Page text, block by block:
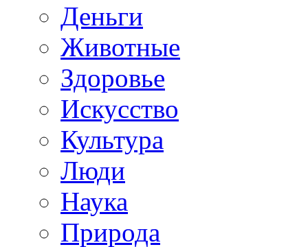
Деньги
Животные
Здоровье
Искусство
Культура
Люди
Наука
Природа